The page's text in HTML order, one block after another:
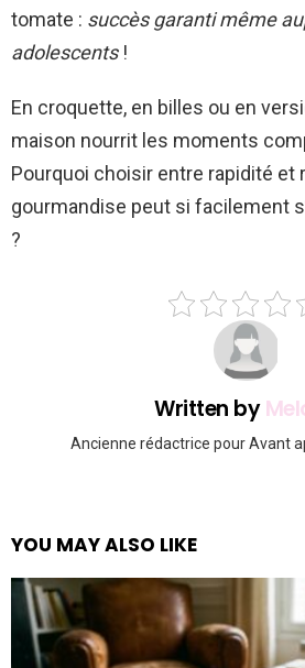
tomate : succès garanti même
adolescents!
En croquette, en billes ou en
maison nourrit les moments
Pourquoi choisir entre rapidité et
gourmandise peut si facilement
?
Written by
Ancienne rédactrice pour Avant
YOU MAY ALSO LIKE